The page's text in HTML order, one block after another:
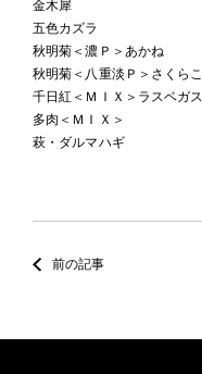
金木犀
五色カズラ
秋明菊＜濃Ｐ＞あかね
秋明菊＜八重淡Ｐ＞さくらこ
千日紅＜ＭＩＸ＞ラスベガス
多肉＜ＭＩＸ＞
萩・ダルマハギ
前の記事